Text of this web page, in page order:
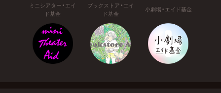
ミニシアター・エイ
ド基金
ブックストア・エイ
ド基金
小劇場・エイド基金